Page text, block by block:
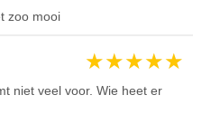
zoo mooi
★★★★★
niet veel voor. Wie heet er